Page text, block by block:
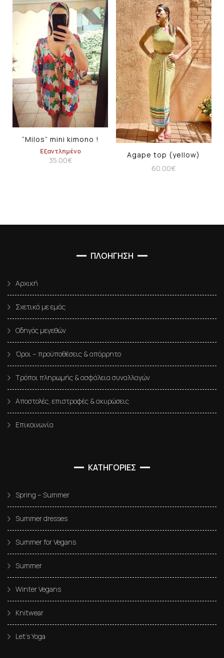
“Milos” mini kimono !
Εξαντλημένο
35.00€
Agape top (yellow)
60.00€
ΠΛΟΗΓΗΣΗ
Αρχική
Σχετικά με εμάς
Οδηγός μεγεθών
Όροι – προϋποθέσεις & απόρρητο
Τρόποι πληρωμής & ασφάλεια συναλλαγών
Αποστολές, επιστροφές & ακυρώσεις
Επικοινωνία
ΚΑΤΗΓΟΡΙΕΣ
Spring – Summer
Summer dresses
Summer for Vegans
Summer
Winter Vegans
Knitwear
Let’s Yoga